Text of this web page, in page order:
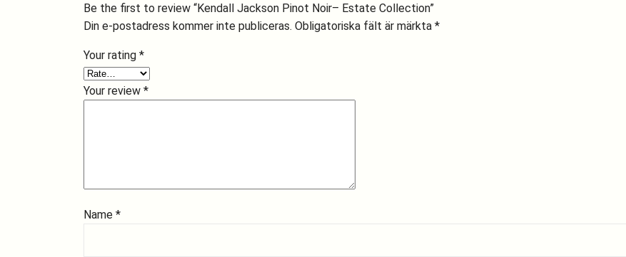
Be the first to review “Kendall Jackson Pinot Noir– Estate Collection”
Din e-postadress kommer inte publiceras. Obligatoriska fält är märkta *
Your rating *
Your review *
Name *